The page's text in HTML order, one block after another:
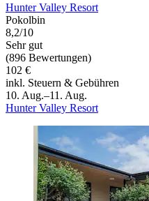
Hunter Valley Resort
Pokolbin
8,2/10
Sehr gut
(896 Bewertungen)
102 €
inkl. Steuern & Gebühren
10. Aug.–11. Aug.
Hunter Valley Resort